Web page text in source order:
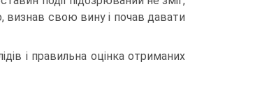
визнав свою вину і почав давати
і правильна оцінка отриманих